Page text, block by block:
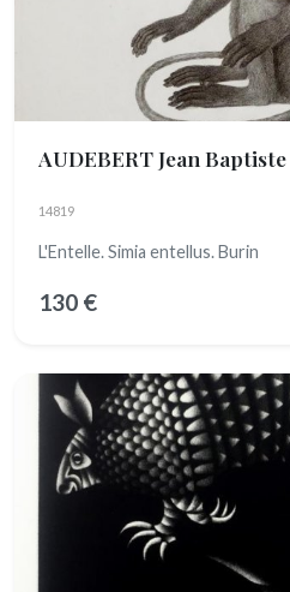
AUDEBERT Jean Baptiste
14819
L'Entelle. Simia entellus. Burin
130 €